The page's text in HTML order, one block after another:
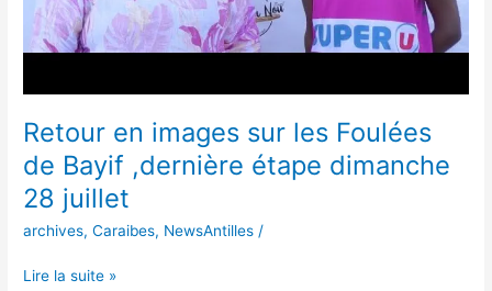
Retour en images sur les Foulées
de Bayif ,dernière étape dimanche
28 juillet
archives,Caraibes, NewsAntilles /
dimanche
28
Lire la suite »